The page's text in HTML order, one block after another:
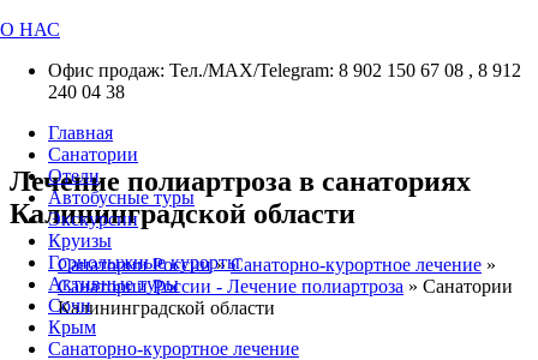
О НАС
Офис продаж: Тел./МАХ/Telegram: 8 902 150 67 08 , 8 912
240 04 38
Главная
Санатории
Отели
Автобусные туры
Экскурсии
Круизы
Горнолыжные курорты
Активные туры
Сочи
Крым
Санаторно-курортное лечение
Лечение полиартроза в санаториях
Калининградской области
Санатории России»Санаторно-курортное лечение »
Санатории России - Лечение полиартроза » Санатории
Калининградской области